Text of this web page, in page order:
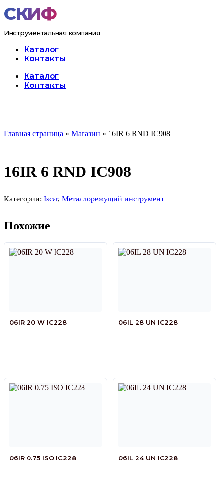
Перейти
к
Инструментальная компания
Каталог
Контакты
МенюКаталог
Контакты
Главная страница » Магазин » 16IR 6 RND IC908
16IR 6 RND IC908
Категории: Iscar, Металлорежущий инструмент
Похожие
06IR 20 W IC228 06IL 28 UN IC228
06IR 0.75 ISO IC228 06IL 24 UN IC228